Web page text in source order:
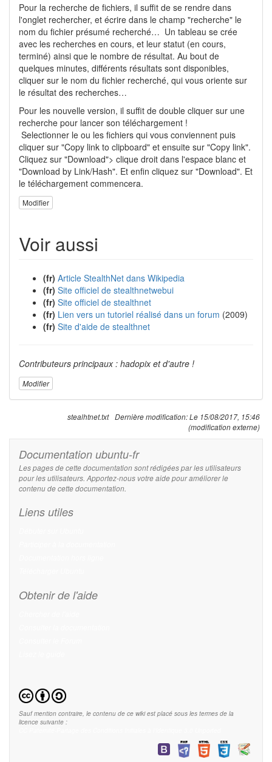
Pour la recherche de fichiers, il suffit de se rendre dans
l'onglet rechercher, et écrire dans le champ "recherche" le
nom du fichier présumé recherché… Un tableau se crée
avec les recherches en cours, et leur statut (en cours,
terminé) ainsi que le nombre de résultat. Au bout de
quelques minutes, différents résultats sont disponibles,
cliquer sur le nom du fichier recherché, qui vous oriente sur
le résultat des recherches…
Pour les nouvelle version, il suffit de double cliquer sur une
recherche pour lancer son téléchargement !
Selectionner le ou les fichiers qui vous conviennent puis
cliquer sur "Copy link to clipboard" et ensuite sur "Copy link".
Cliquez sur "Download"> clique droit dans l'espace blanc et
"Download by Link/Hash". Et enfin cliquez sur "Download". Et
le téléchargement commencera.
Modifier
Voir aussi
(fr) Article StealthNet dans Wikipedia
(fr) Site officiel de stealthnetwebui
(fr) Site officiel de stealthnet
(fr) Lien vers un tutoriel réalisé dans un forum (2009)
(fr) Site d'aide de stealthnet
Contributeurs principaux : hadopix et d'autre !
Modifier
stealhtnet.txt Dernière modification:Le 15/08/2017, 15:46
(modification externe)
Documentation ubuntu-fr
Les pages de cette documentation sont rédigées par les utilisateurs
pour les utilisateurs. Apportez-nous votre aide pour améliorer le
contenu de cette documentation.
Liens utiles
Obtenir de l'aide
Sauf mention contraire, le contenu de ce wiki est placé sous les termes de la
licence suivante :